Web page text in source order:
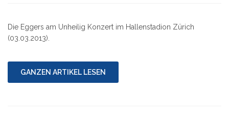
Die Eggers am Unheilig Konzert im Hallenstadion Zürich
(03.03.2013).
GANZEN ARTIKEL LESEN